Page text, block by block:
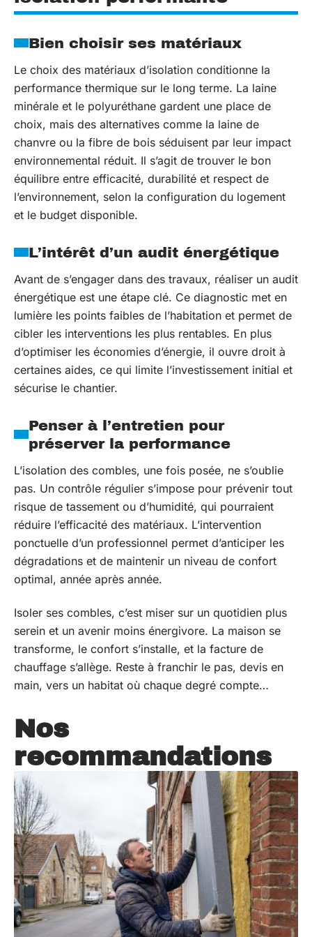
Bien choisir ses matériaux
Le choix des matériaux d’isolation conditionne la
performance thermique sur le long terme. La laine
minérale et le polyuréthane gardent une place de
choix, mais des alternatives comme la laine de
chanvre ou la fibre de bois séduisent par leur impact
environnemental réduit. Il s’agit de trouver le bon
équilibre entre efficacité, durabilité et respect de
l’environnement, selon la configuration du logement
et le budget disponible.
L’intérêt d’un audit énergétique
Avant de s’engager dans des travaux, réaliser un audit
énergétique est une étape clé. Ce diagnostic met en
lumière les points faibles de l’habitation et permet de
cibler les interventions les plus rentables. En plus
d’optimiser les économies d’énergie, il ouvre droit à
certaines aides, ce qui limite l’investissement initial et
sécurise le chantier.
Penser à l’entretien pour
préserver la performance
L’isolation des combles, une fois posée, ne s’oublie
pas. Un contrôle régulier s’impose pour prévenir tout
risque de tassement ou d’humidité, qui pourraient
réduire l’efficacité des matériaux. L’intervention
ponctuelle d’un professionnel permet d’anticiper les
dégradations et de maintenir un niveau de confort
optimal, année après année.
Isoler ses combles, c’est miser sur un quotidien plus
serein et un avenir moins énergivore. La maison se
transforme, le confort s’installe, et la facture de
chauffage s’allège. Reste à franchir le pas, devis en
main, vers un habitat où chaque degré compte…
Nos
recommandations